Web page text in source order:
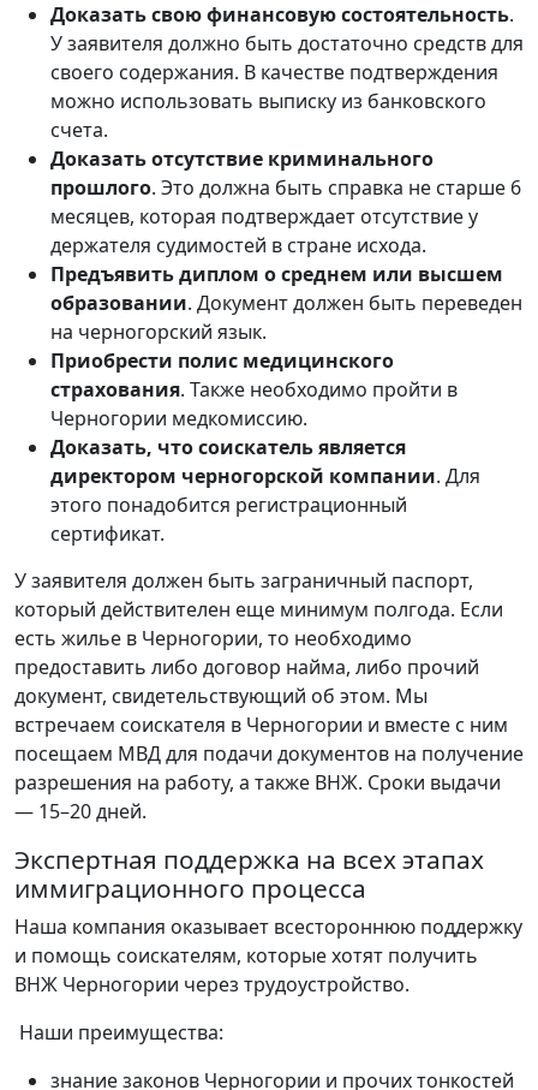
Доказать свою финансовую состоятельность.
У заявителя должно быть достаточно средств для
своего содержания. В качестве подтверждения
можно использовать выписку из банковского
счета.
Доказать отсутствие криминального
прошлого. Это должна быть справка не старше 6
месяцев, которая подтверждает отсутствие у
держателя судимостей в стране исхода.
Предъявить диплом о среднем или высшем
образовании. Документ должен быть переведен
на черногорский язык.
Приобрести полис медицинского
страхования. Также необходимо пройти в
Черногории медкомиссию.
Доказать, что соискатель является
директором черногорской компании. Для
этого понадобится регистрационный
сертификат.
У заявителя должен быть заграничный паспорт,
который действителен еще минимум полгода. Если
есть жилье в Черногории, то необходимо
предоставить либо договор найма, либо прочий
документ, свидетельствующий об этом. Мы
встречаем соискателя в Черногории и вместе с ним
посещаем МВД для подачи документов на получение
разрешения на работу, а также ВНЖ. Сроки выдачи
— 15–20 дней.
Экспертная поддержка на всех этапах
иммиграционного процесса
Наша компания оказывает всестороннюю поддержку
и помощь соискателям, которые хотят получить
ВНЖ Черногории через трудоустройство.
Наши преимущества:
знание законов Черногории и прочих тонкостей